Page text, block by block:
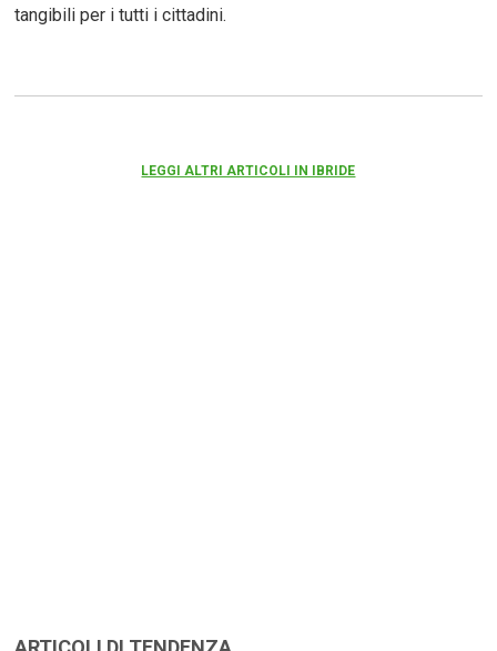
tangibili per i tutti i cittadini.
LEGGI ALTRI ARTICOLI IN IBRIDE